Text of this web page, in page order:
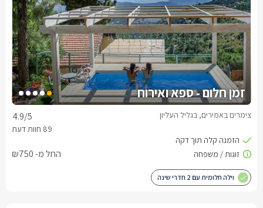
זמן חלום - ספא ואירוח
4.9/5 צימרים באמירים, בגליל העליון
החל מ- ₪750
וילה חלומית עם 2 חדרי שינה